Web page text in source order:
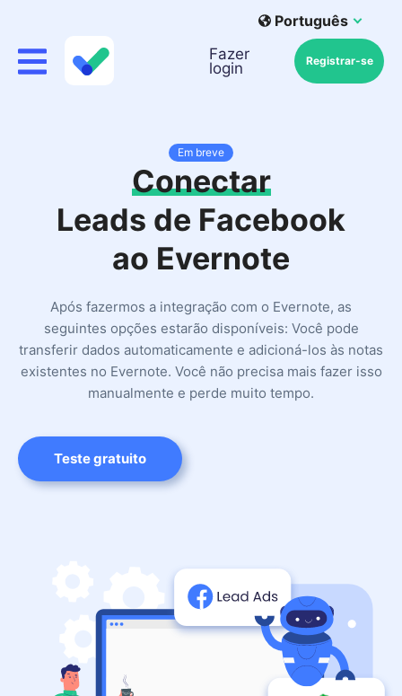
Português
Fazer
login
Registrar-se
Em breve
Conectar
Leads de Facebook
ao Evernote
Após fazermos a integração com o Evernote, as
seguintes opções estarão disponíveis: Você pode
transferir dados automaticamente e adicioná-los às notas
existentes no Evernote. Você não precisa mais fazer isso
manualmente e perde muito tempo.
Teste gratuito